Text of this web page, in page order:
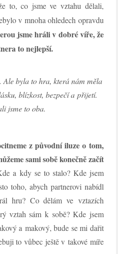
to, co jsme ve vztahu dělali,
v mnoha ohledech opravdu
jsme hráli v dobré víře, že
to nejlepší.
Ale byla to hra, která nám měla
blízkost, bezpečí a přijetí.
jsme to oba.
z původní iluze o tom,
sami sobě konečně začít
a kdy se to stalo? Kde jsem
toho, abych partnerovi nabídl
hru? Co dělám ve vztazích
vztah sám k sobě? Kde jsem
a makový, bude se mi dařit
to vůbec ještě v takové míře